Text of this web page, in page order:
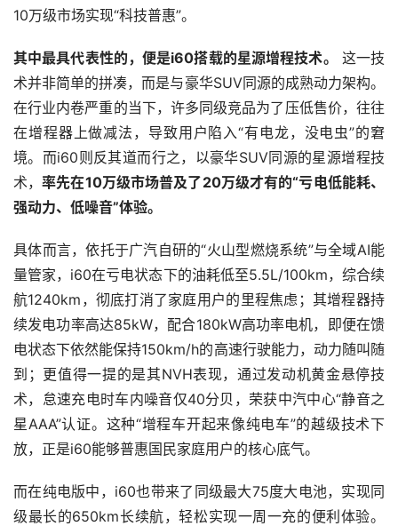
10万级市场实现“科技普惠”。
其中最具代表性的，便是i60搭载的星源增程技术。
这一技
术并非简单的拼凑，而是与豪华SUV同源的成熟动力架构。
在行业内卷严重的当下，许多同级竞品为了压低售价，往往
在增程器上做减法，导致用户陷入“有电龙，没电虫”的窘
境。而i60则反其道而行之，以豪华SUV同源的星源增程技
术，率先在10万级市场普及了20万级才有的“亏电低能耗、
强动力、低噪音”体验。
具体而言，依托于广汽自研的“火山型燃烧系统”与全域AI能
量管家，i60在亏电状态下的油耗低至5.5L/100km，综合续
航1240km，彻底打消了家庭用户的里程焦虑；其增程器持
续发电功率高达85kW，配合180kW高功率电机，即便在馈
电状态下依然能保持150km/h的高速行驶能力，动力随叫随
到；更值得一提的是其NVH表现，通过发动机黄金悬停技
术，怠速充电时车内噪音仅40分贝，荣获中汽中心“静音之
星AAA”认证。这种“增程车开起来像纯电车”的越级技术下
放，正是i60能够普惠国民家庭用户的核心底气。
而在纯电版中，i60也带来了同级最大75度大电池，实现同
级最长的650km长续航，轻松实现一周一充的便利体验。